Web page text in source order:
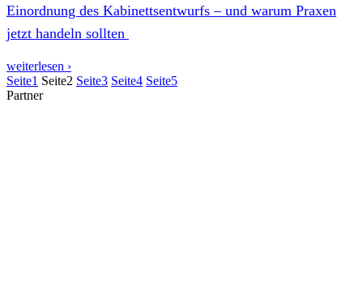
Einordnung des Kabinettsentwurfs – und warum Praxen
jetzt handeln sollten
weiterlesen ›
Seite1 Seite2 Seite3 Seite4 Seite5
Partner